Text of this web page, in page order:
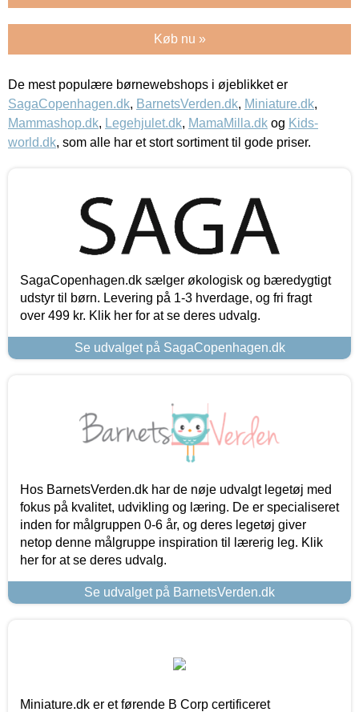
Køb nu »
De mest populære børnewebshops i øjeblikket er
SagaCopenhagen.dk, BarnetsVerden.dk, Miniature.dk,
Mammashop.dk, Legehjulet.dk, MamaMilla.dk og Kids-
world.dk, som alle har et stort sortiment til gode priser.
SagaCopenhagen.dk sælger økologisk og bæredygtigt
udstyr til børn. Levering på 1-3 hverdage, og fri fragt
over 499 kr. Klik her for at se deres udvalg.
Se udvalget på SagaCopenhagen.dk
Hos BarnetsVerden.dk har de nøje udvalgt legetøj med
fokus på kvalitet, udvikling og læring. De er specialiseret
inden for målgruppen 0-6 år, og deres legetøj giver
netop denne målgruppe inspiration til lærerig leg. Klik
her for at se deres udvalg.
Se udvalget på BarnetsVerden.dk
Miniature.dk er et førende B Corp certificeret